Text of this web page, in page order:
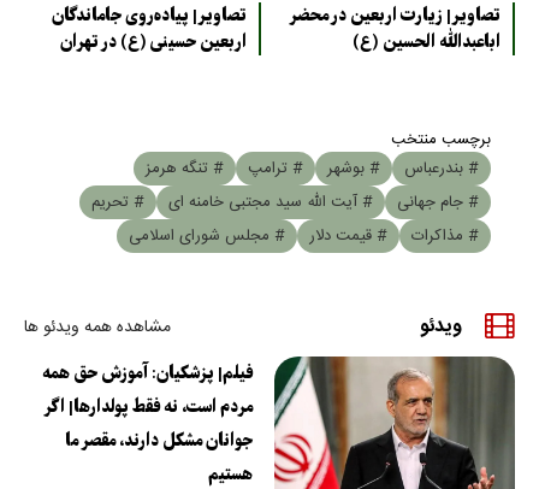
تصاویر| زیارت اربعین در محضر
اباعبدالله الحسین (ع)
تصاویر| پیاده‌روی جاماندگان
اربعین حسینی (ع) در تهران
برچسب منتخب
# بندرعباس
# بوشهر # ترامپ
# تنگه هرمز
# جام جهانی
# آیت الله سید مجتبی خامنه ای
# تحریم
# مذاکرات
# قیمت دلار # مجلس شورای اسلامی
ویدئو مشاهده همه ویدئو ها
فیلم| پزشکیان: آموزش حق همه
مردم است، نه فقط پولدارها| اگر
جوانان مشکل دارند، مقصر ما
هستیم